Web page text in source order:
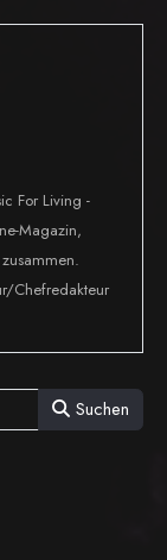
For Living -
Magazin,
Chefredakteur
Suchen